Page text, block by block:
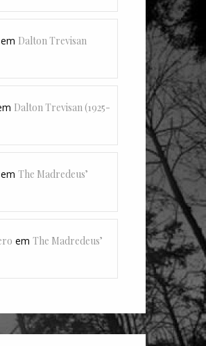
em Dalton Trevisan
Dalton Trevisan (1925-
em The Madredeus’
em The Madredeus’